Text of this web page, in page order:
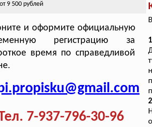
9 500 рублей
и оформите официальную
регистрацию за
время по справедливой
7-937-796-30-96